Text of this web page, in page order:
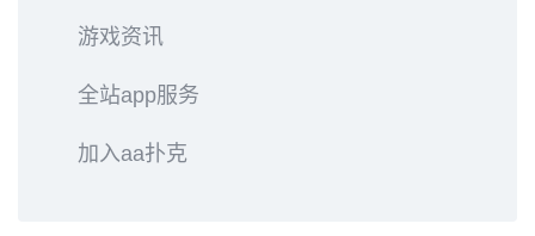
游戏资讯
全站app服务
加入aa扑克